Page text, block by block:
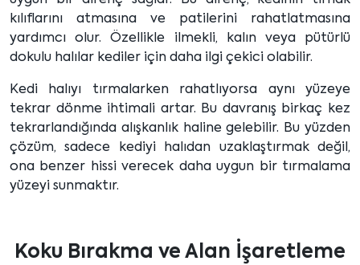
kılıflarını atmasına ve patilerini rahatlatmasına
yardımcı olur. Özellikle ilmekli, kalın veya pütürlü
dokulu halılar kediler için daha ilgi çekici olabilir.
Kedi halıyı tırmalarken rahatlıyorsa aynı yüzeye
tekrar dönme ihtimali artar. Bu davranış birkaç kez
tekrarlandığında alışkanlık haline gelebilir. Bu yüzden
çözüm, sadece kediyi halıdan uzaklaştırmak değil,
ona benzer hissi verecek daha uygun bir tırmalama
yüzeyi sunmaktır.
Koku Bırakma ve Alan İşaretleme